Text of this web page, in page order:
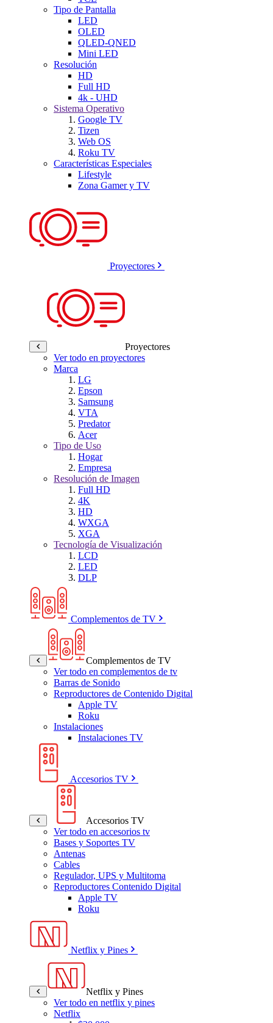
Tipo de Pantalla
LED
OLED
QLED-QNED
Mini LED
Resolución
HD
Full HD
4k - UHD
Sistema Operativo
Google TV
Tizen
Web OS
Roku TV
Características Especiales
Lifestyle
Zona Gamer y TV
Proyectores
Proyectores
Ver todo en proyectores
Marca
LG
Epson
Samsung
VTA
Predator
Acer
Tipo de Uso
Hogar
Empresa
Resolución de Imagen
Full HD
4K
HD
WXGA
XGA
Tecnología de Visualización
LCD
LED
DLP
Complementos de TV
Complementos de TV
Ver todo en complementos de tv
Barras de Sonido
Reproductores de Contenido Digital
Apple TV
Roku
Instalaciones
Instalaciones TV
Accesorios TV
Accesorios TV
Ver todo en accesorios tv
Bases y Soportes TV
Antenas
Cables
Regulador, UPS y Multitoma
Reproductores Contenido Digital
Apple TV
Roku
Netflix y Pines
Netflix y Pines
Ver todo en netflix y pines
Netflix